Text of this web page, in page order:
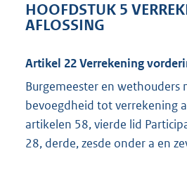
HOOFDSTUK 5
AFLOSSING
Artikel 22 Verrekening
Burgemeester en wethouders
bevoegdheid tot verrekening
artikelen 58, vierde lid
28, derde, zesde onder a en